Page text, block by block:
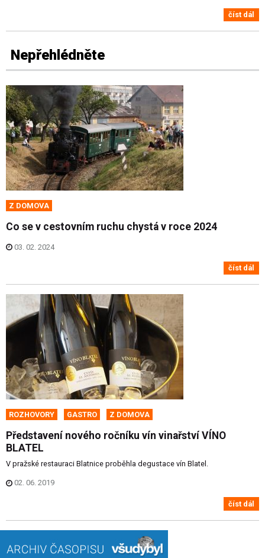
číst dál
Nepřehlédněte
Z DOMOVA
Co se v cestovním ruchu chystá v roce 2024
03. 02. 2024
číst dál
ROZHOVORY GASTRO Z DOMOVA
Představení nového ročníku vín vinařství VÍNO
BLATEL
V pražské restauraci Blatnice proběhla degustace vín Blatel.
02. 06. 2019
číst dál